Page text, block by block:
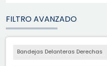
FILTRO AVANZADO
Bandejas Delanteras Derechas